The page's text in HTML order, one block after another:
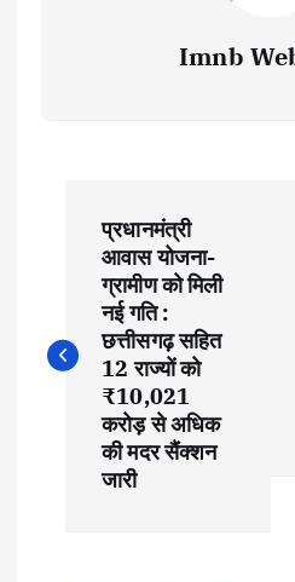
Imnb
s
t
प्रधानमंत्री
आवास योजना-
ग्रामीण को मिली
नई गति :
छत्तीसगढ़ सहित
12 राज्यों को
₹10,021
करोड़ से अधिक
की मदर सैंक्शन
जारी